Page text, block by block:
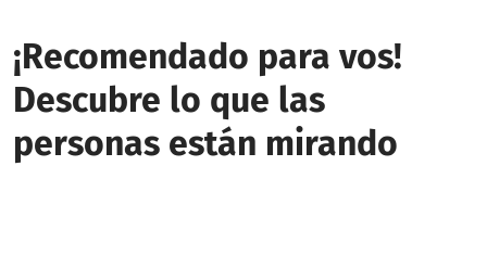
¡Recomendado para vos!
Descubre lo que las
personas están mirando